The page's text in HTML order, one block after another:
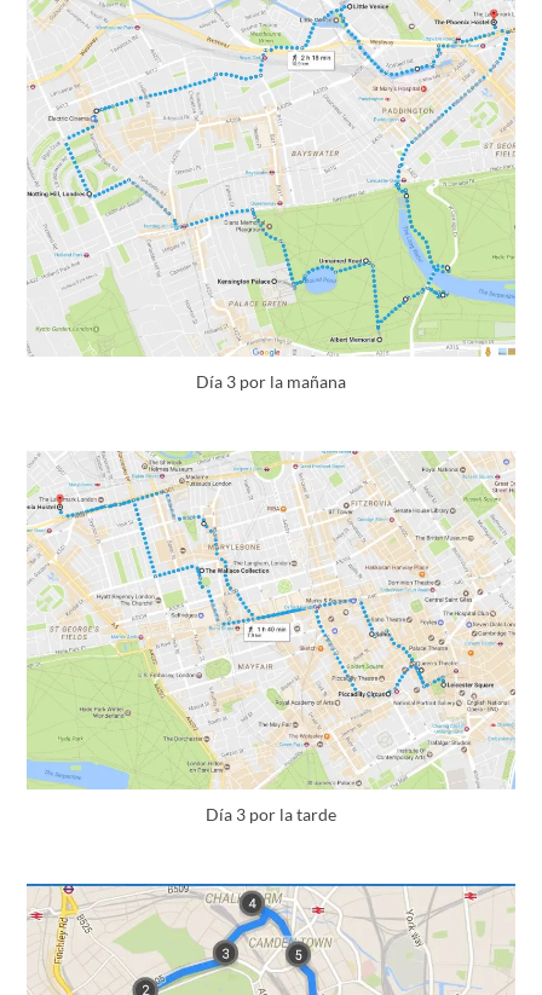
Día 3 por la mañana
Día 3 por la tarde